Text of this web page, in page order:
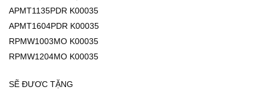
APMT1135PDR K00035
APMT1604PDR K00035
RPMW1003MO K00035
RPMW1204MO K00035
SẼ ĐƯƠC TẶNG